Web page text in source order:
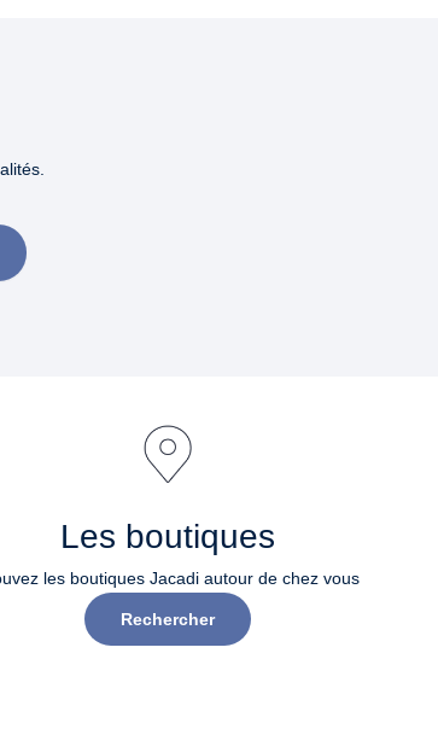
Les boutiques
les boutiques Jacadi autour de chez vous
Rechercher